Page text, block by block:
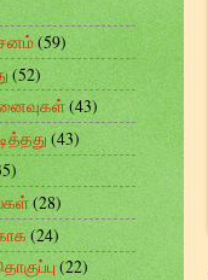
(59)
(52)
(43)
(43)
(28)
(24)
(22)